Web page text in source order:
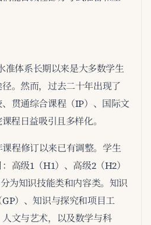
准体系长期以来是大多数学生
。然而，过去二十年出现了
贯通综合课程（IP）、国际文
程日益吸引且多样化。
课程修订以来已有调整。学生
高级1（H1）、高级2（H2）
为知识技能类和内容类。知识
）、知识与探究和项目工
文与艺术，以及数学与科